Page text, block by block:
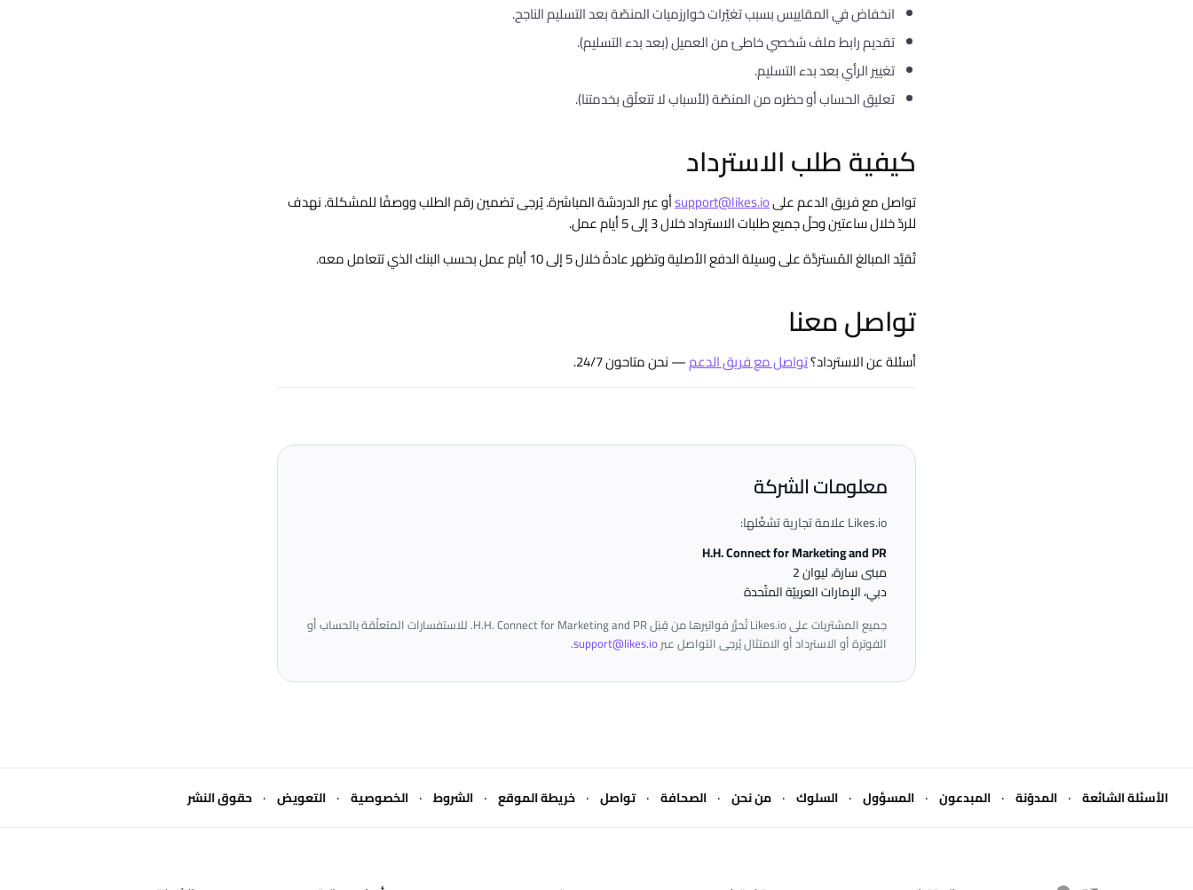
انخفاض في المقاييس بسبب تغيّرات خوارزميات المنصّة بعد التسليم الناجح.
تقديم رابط ملف شخصي خاطئ من العميل (بعد بدء التسليم).
تغيير الرأي بعد بدء التسليم.
تعليق الحساب أو حظره من المنصّة (لأسباب لا تتعلّق بخدمتنا).
كيفية طلب الاسترداد
تواصل مع فريق الدعم علىsupport@likes.ioأو عبر الدردشة المباشرة. يُرجى تضمين رقم الطلب ووصفًا للمشكلة. نهدف
للردّ خلال ساعتين وحلّ جميع طلبات الاسترداد خلال 3 إلى 5 أيام عمل.
تُقيَّد المبالغ المُستردَّة على وسيلة الدفع الأصلية وتظهر عادةً خلال 5 إلى 10 أيام عمل بحسب البنك الذي تتعامل معه.
تواصل معنا
أسئلة عن الاسترداد؟تواصل مع فريق الدعم— نحن متاحون 24/7.
معلومات الشركة
Likes.io علامة تجارية تشغّلها:
H.H. Connect for Marketing and PR
مبنى سارة، ليوان 2
دبي، الإمارات العربيّة المتّحدة
جميع المشتريات على Likes.io تُحرَّر فواتيرها من قِبَل H.H. Connect for Marketing and PR. للاستفسارات المتعلّقة بالحساب أو
الفوترة أو الاسترداد أو الامتثال يُرجى التواصل عبرsupport@likes.io
.
الأسئلة الشائعة · المدوّنة · المبدعون · المسؤول · السلوك · من نحن · الصحافة · تواصل · خريطة الموقع · الشروط · الخصوصية · التعويض · حقوق النشر